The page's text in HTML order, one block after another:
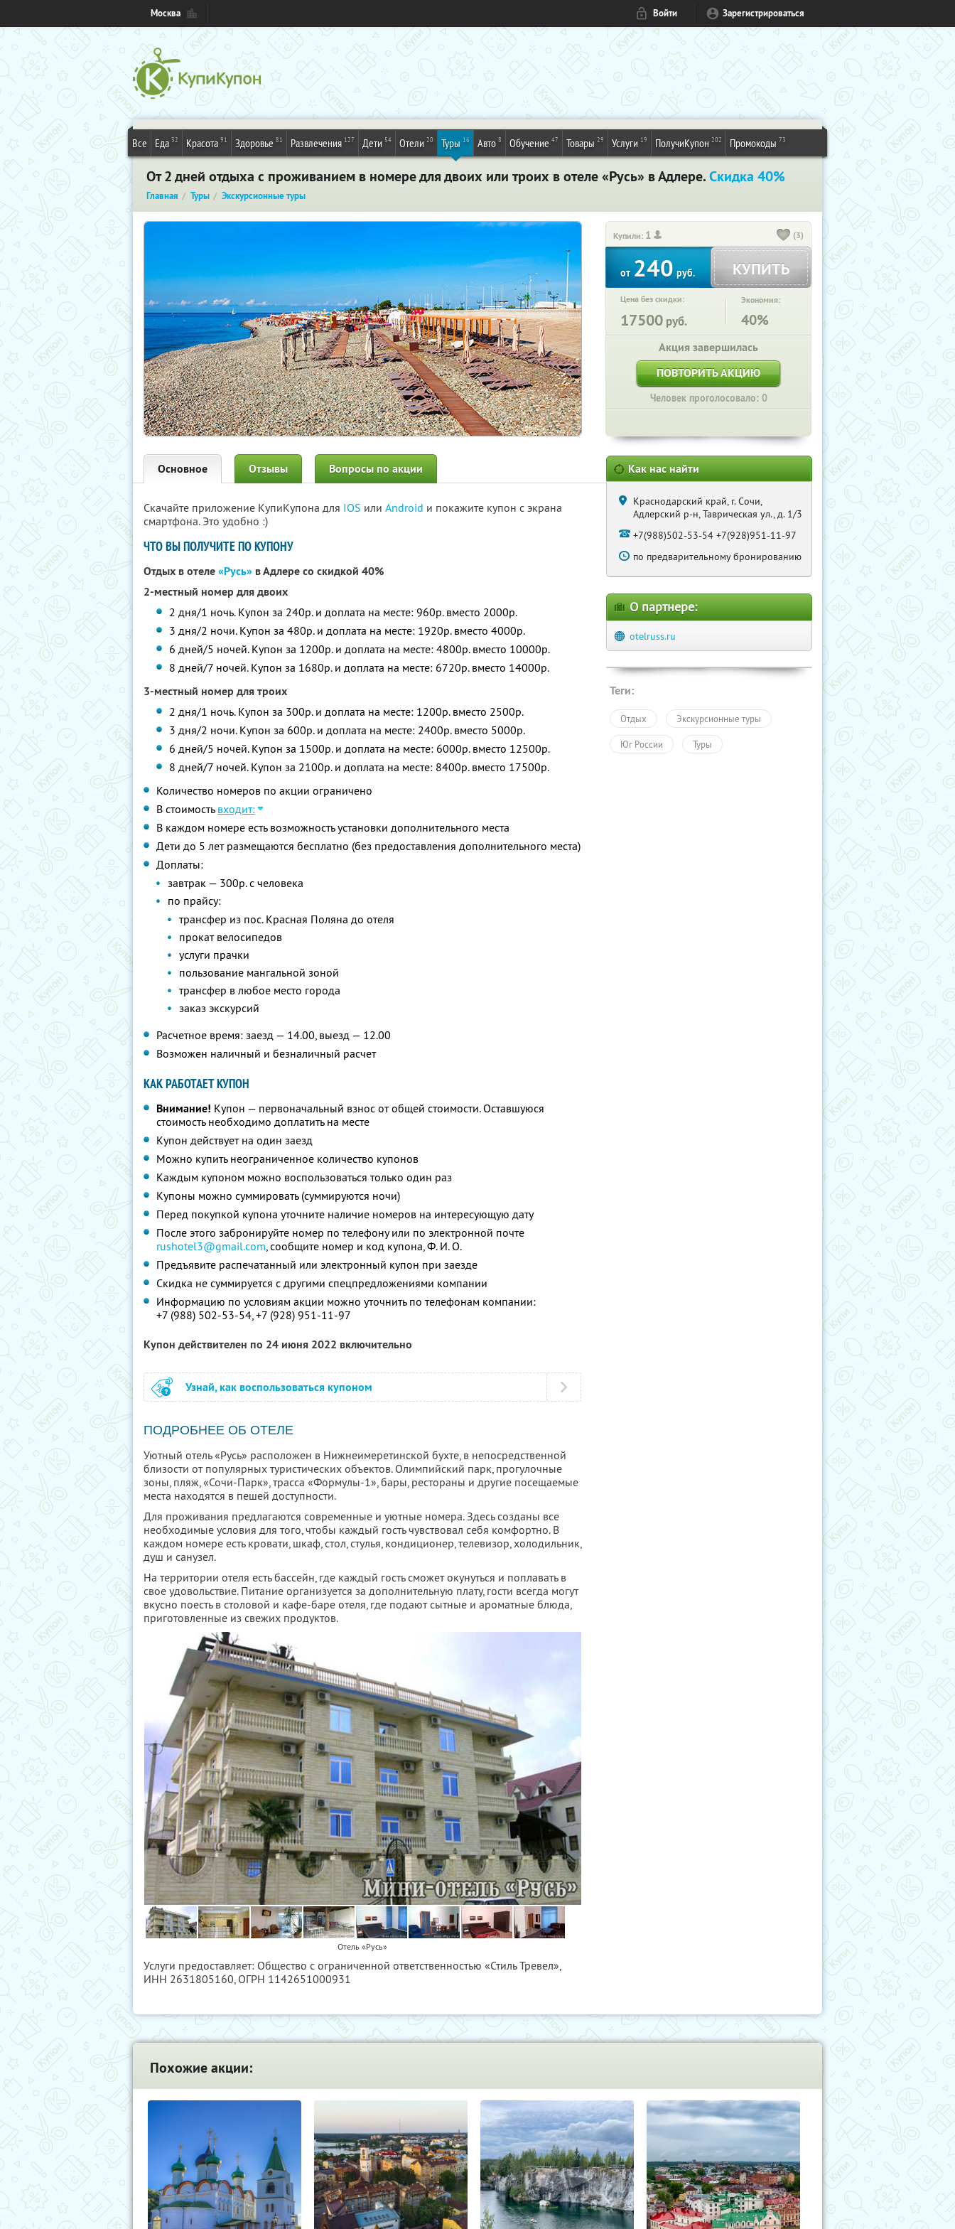
Москва Войти Зарегистрироваться
Все Еда 32 Красота 91 Здоровье 81 Развлечения 127 Дети 54 Отели 20 Туры 16 Авто 8 Обучение 47 Товары 29 Услуги 19 ПолучиКупон 202 Промокоды 73
От 2 дней отдыха с проживанием в номере для двоих или троих в отеле «Русь» в Адлере.Скидка 40%
Главная Туры Экскурсионные туры
Купили: 1 (3)
от240руб. КУПИТЬ
Цена без скидки:
17500 руб.
Экономия:
40%
Акция завершилась
ПОВТОРИТЬ АКЦИЮ
Человек проголосовало: 0
Основное Отзывы Вопросы по акции
Скачайте приложение КупиКупона для IOS или Android и покажите купон с экрана
смартфона. Это удобно :)
ЧТО ВЫ ПОЛУЧИТЕ ПО КУПОНУ
Отдых в отеле«Русь» в Адлере со скидкой 40%
2-местный номер для двоих
2 дня/1 ночь. Купон за 240р. и доплата на месте: 960р. вместо 2000р.
3 дня/2 ночи. Купон за 480р. и доплата на месте: 1920р. вместо 4000р.
6 дней/5 ночей. Купон за 1200р. и доплата на месте: 4800р. вместо 10000р.
8 дней/7 ночей. Купон за 1680р. и доплата на месте: 6720р. вместо 14000р.
3-местный номер для троих
2 дня/1 ночь. Купон за 300р. и доплата на месте: 1200р. вместо 2500р.
3 дня/2 ночи. Купон за 600р. и доплата на месте: 2400р. вместо 5000р.
6 дней/5 ночей. Купон за 1500р. и доплата на месте: 6000р. вместо 12500р.
8 дней/7 ночей. Купон за 2100р. и доплата на месте: 8400р. вместо 17500р.
Количество номеров по акции ограничено
В стоимость входит:
В каждом номере есть возможность установки дополнительного места
Дети до 5 лет размещаются бесплатно (без предоставления дополнительного места)
Доплаты:
завтрак — 300р. с человека
по прайсу:
трансфер из пос. Красная Поляна до отеля
прокат велосипедов
услуги прачки
пользование мангальной зоной
трансфер в любое место города
заказ экскурсий
Расчетное время: заезд — 14.00, выезд — 12.00
Возможен наличный и безналичный расчет
КАК РАБОТАЕТ КУПОН
Внимание! Купон — первоначальный взнос от общей стоимости. Оставшуюся
стоимость необходимо доплатить на месте
Купон действует на один заезд
Можно купить неограниченное количество купонов
Каждым купоном можно воспользоваться только один раз
Купоны можно суммировать (суммируются ночи)
Перед покупкой купона уточните наличие номеров на интересующую дату
После этого забронируйте номер по телефону или по электронной почте
rushotel3@gmail.com,сообщите номер и код купона,Ф. И. О.
Предъявите распечатанный или электронный купон при заезде
Скидка не суммируется с другими спецпредложениями компании
Информацию по условиям акции можно уточнить по телефонам компании:
+7 (988) 502-53-54, +7 (928) 951-11-97
Купон действителен по 24 июня 2022 включительно
Узнай, как воспользоваться купоном
ПОДРОБНЕЕ ОБ ОТЕЛЕ
Уютный отель «Русь» расположен в Нижнеимеретинской бухте, в непосредственной
близости от популярных туристических объектов. Олимпийский парк, прогулочные
зоны, пляж, «Сочи-Парк», трасса «Формулы-1», бары, рестораны и другие посещаемые
места находятся в пешей доступности.
Для проживания предлагаются современные и уютные номера. Здесь созданы все
необходимые условия для того, чтобы каждый гость чувствовал себя комфортно. В
каждом номере есть кровати, шкаф, стол, стулья, кондиционер, телевизор, холодильник,
душ и санузел.
На территории отеля есть бассейн, где каждый гость сможет окунуться и поплавать в
свое удовольствие. Питание организуется за дополнительную плату, гости всегда могут
вкусно поесть в столовой и кафе-баре отеля, где подают сытные и ароматные блюда,
приготовленные из свежих продуктов.
Отель «Русь»
Услуги предоставляет: Общество с ограниченной ответственностью «Стиль Тревел»,
ИНН 2631805160, ОГРН 1142651000931
Как нас найти
Краснодарский край, г. Сочи,
Адлерский р-н, Таврическая ул., д. 1/3
+7(988)502-53-54 +7(928)951-11-97
по предварительному бронированию
О партнере:
otelruss.ru
Теги:
Отдых Экскурсионные туры
Юг России Туры
Похожие акции: